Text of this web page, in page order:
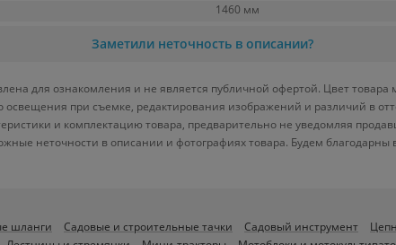
1460 мм
Заметили неточность в описании?
для ознакомления и не является публичной офертой. Цвет товара
освещения при съемке, редактирования изображений и различий в
и комплектацию товара, предварительно не уведомляя
неточности в описании и фотографиях товара. Будем
шланги Садовые и строительные тачки Садовый инструмент